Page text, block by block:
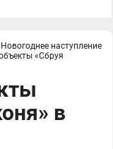
Новогоднее наступление
«Сбруя
в